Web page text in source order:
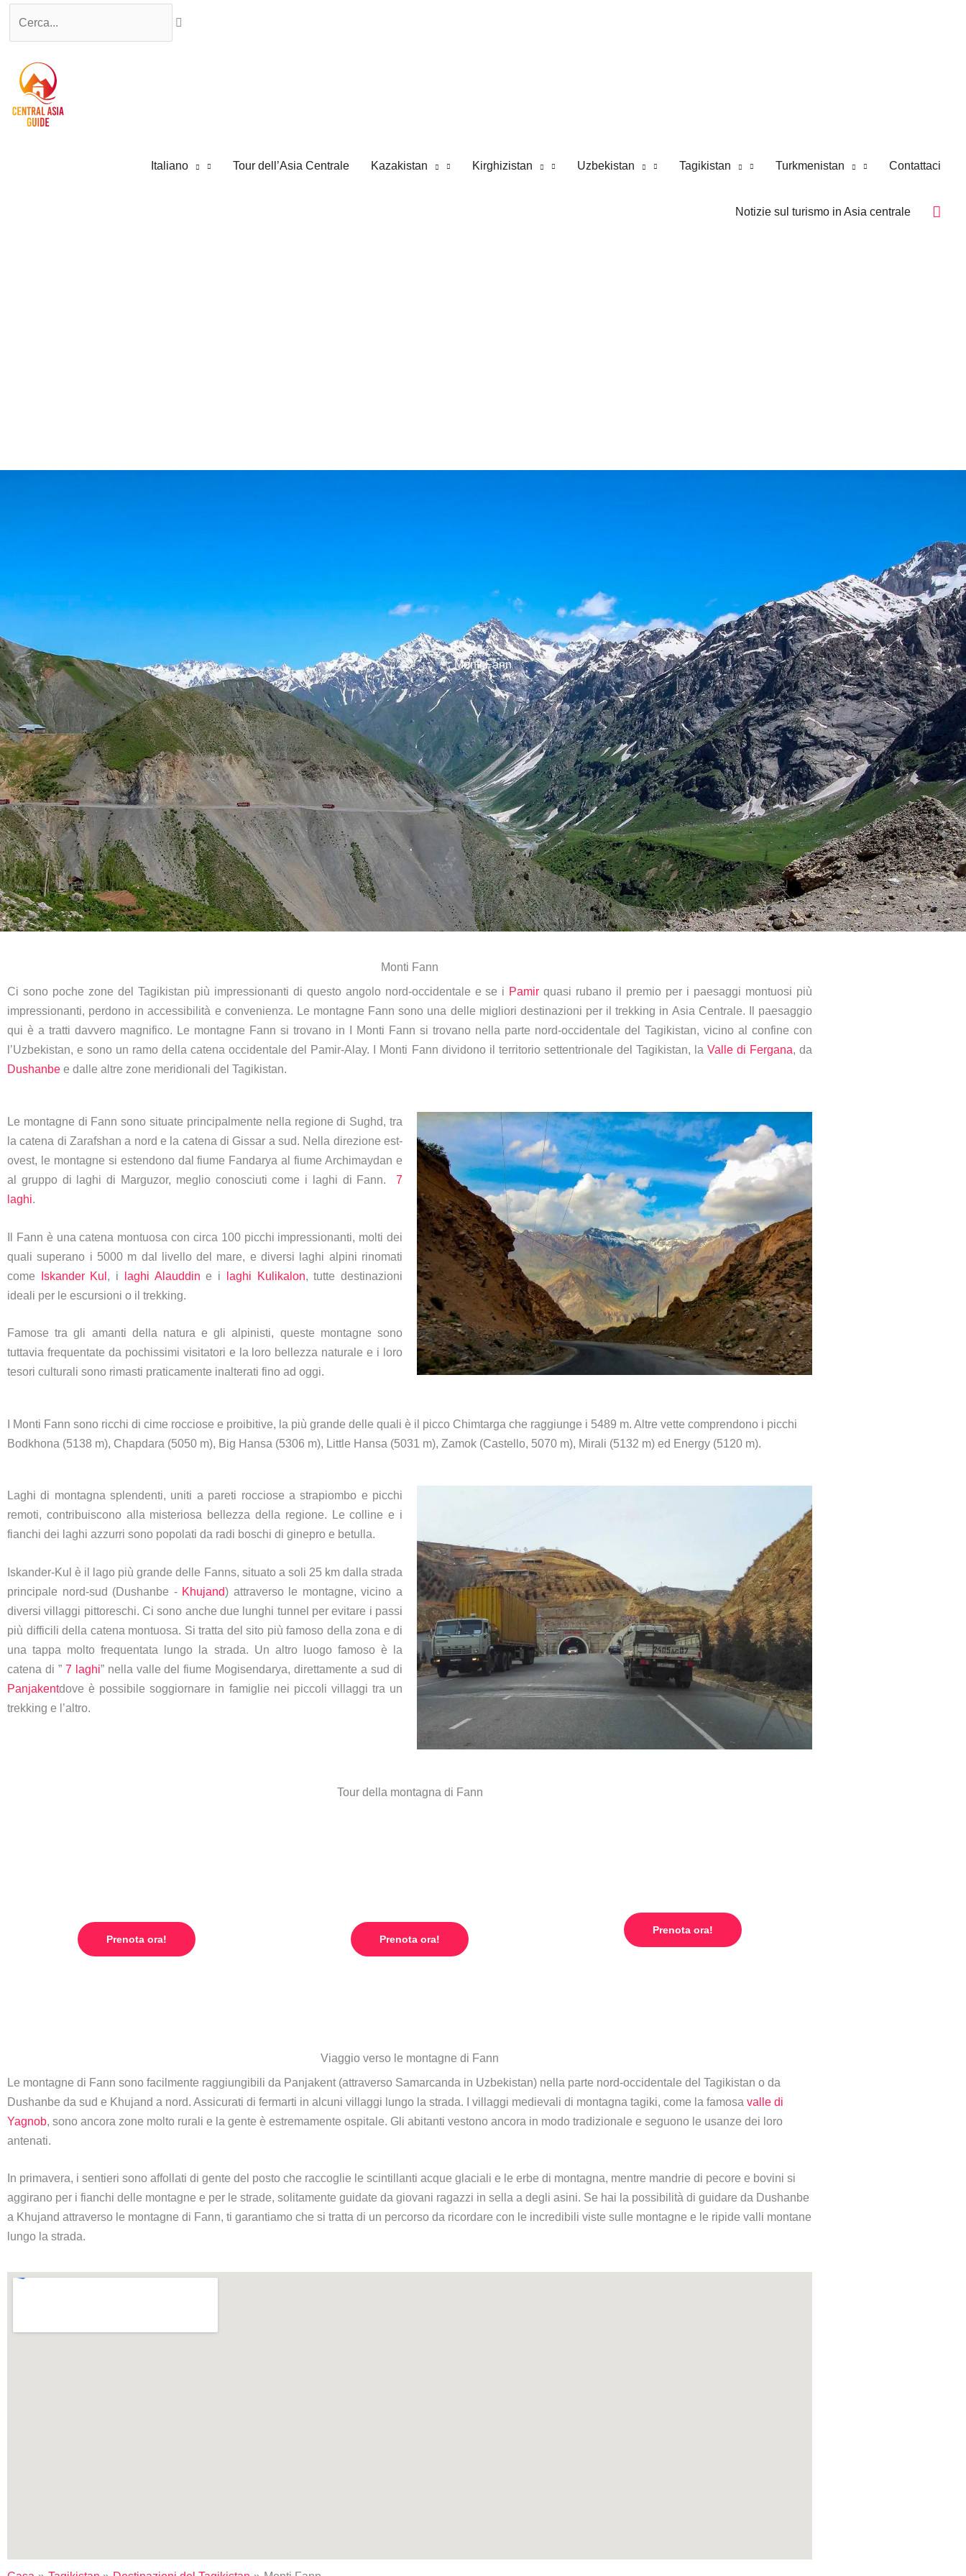
Cerca...
Italiano Tour dell’Asia Centrale Kazakistan Kirghizistan Uzbekistan Tagikistan Turkmenistan Contattaci
Notizie sul turismo in Asia centrale
Monti Fann
Monti Fann
Ci sono poche zone del Tagikistan più impressionanti di questo angolo nord-occidentale e se i Pamir quasi rubano il premio per i paesaggi montuosi più
impressionanti, perdono in accessibilità e convenienza. Le montagne Fann sono una delle migliori destinazioni per il trekking in Asia Centrale. Il paesaggio
qui è a tratti davvero magnifico. Le montagne Fann si trovano in
I Monti Fann si trovano nella parte nord-occidentale del Tagikistan, vicino al confine con
l’Uzbekistan, e sono un ramo della catena occidentale del Pamir-Alay. I Monti Fann dividono il territorio settentrionale del Tagikistan, la Valle di Fergana, da
Dushanbe e dalle altre zone meridionali del Tagikistan.
Le montagne di Fann sono situate principalmente nella regione di Sughd, tra
la catena di Zarafshan a nord e la catena di Gissar a sud. Nella direzione est-
ovest, le montagne si estendono dal fiume Fandarya al fiume Archimaydan e
al gruppo di laghi di Marguzor, meglio conosciuti come i laghi di Fann. 7
laghi.
Il Fann è una catena montuosa con circa 100 picchi impressionanti, molti dei
quali superano i 5000 m dal livello del mare, e diversi laghi alpini rinomati
come
Iskander Kul , i laghi Alauddin e i laghi Kulikalon, tutte destinazioni
ideali per le escursioni o il trekking.
Famose tra gli amanti della natura e gli alpinisti, queste montagne sono
tuttavia frequentate da pochissimi visitatori e la loro bellezza naturale e i loro
tesori culturali sono rimasti praticamente inalterati fino ad oggi.
I Monti Fann sono ricchi di cime rocciose e proibitive, la più grande delle quali è il picco Chimtarga che raggiunge i 5489 m. Altre vette comprendono i picchi
Bodkhona (5138 m), Chapdara (5050 m), Big Hansa (5306 m), Little Hansa (5031 m), Zamok (Castello, 5070 m), Mirali (5132 m) ed Energy (5120 m).
Laghi di montagna splendenti, uniti a pareti rocciose a strapiombo e picchi
remoti, contribuiscono alla misteriosa bellezza della regione. Le colline e i
fianchi dei laghi azzurri sono popolati da radi boschi di ginepro e betulla.
Iskander-Kul è il lago più grande delle Fanns, situato a soli 25 km dalla strada
principale nord-sud (Dushanbe - Khujand) attraverso le montagne, vicino a
diversi villaggi pittoreschi. Ci sono anche due lunghi tunnel per evitare i passi
più difficili della catena montuosa. Si tratta del sito più famoso della zona e di
una tappa molto frequentata lungo la strada. Un altro luogo famoso è la
catena di ” 7 laghi” nella valle del fiume Mogisendarya, direttamente a sud di
Panjakentdove è possibile soggiornare in famiglie nei piccoli villaggi tra un
trekking e l’altro.
Tour della montagna di Fann
Prenota ora! Prenota ora!
Prenota ora!
Viaggio verso le montagne di Fann
Le montagne di Fann sono facilmente raggiungibili da Panjakent (attraverso Samarcanda in Uzbekistan) nella parte nord-occidentale del Tagikistan o da
Dushanbe da sud e Khujand a nord. Assicurati di fermarti in alcuni villaggi lungo la strada. I villaggi medievali di montagna tagiki, come la famosa valle di
Yagnob, sono ancora zone molto rurali e la gente è estremamente ospitale. Gli abitanti vestono ancora in modo tradizionale e seguono le usanze dei loro
antenati.
In primavera, i sentieri sono affollati di gente del posto che raccoglie le scintillanti acque glaciali e le erbe di montagna, mentre mandrie di pecore e bovini si
aggirano per i fianchi delle montagne e per le strade, solitamente guidate da giovani ragazzi in sella a degli asini. Se hai la possibilità di guidare da Dushanbe
a Khujand attraverso le montagne di Fann, ti garantiamo che si tratta di un percorso da ricordare con le incredibili viste sulle montagne e le ripide valli montane
lungo la strada.